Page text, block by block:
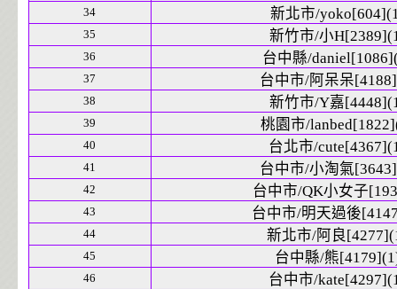
34 新北市/
35 新竹市/小
36 台中縣/
37 台中市/阿呆呆
38 新竹市/Y嘉
39 桃園市/
40 台北市/
41 台中市/小淘氣
42 台中市/QK小女子
43 台中市/明天過後
44 新北市/阿良
45 台中縣/熊
46 台中市/